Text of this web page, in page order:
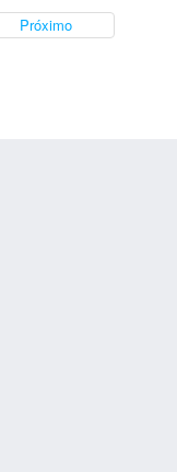
Próximo